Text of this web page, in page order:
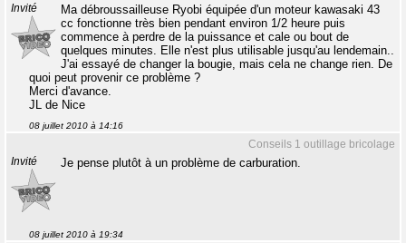
Invité
Ma débroussailleuse Ryobi équipée d'un moteur kawasaki 43
cc fonctionne très bien pendant environ 1/2 heure puis
commence à perdre de la puissance et cale ou bout de
quelques minutes. Elle n'est plus utilisable jusqu'au lendemain..
J'ai essayé de changer la bougie, mais cela ne change rien. De
quoi peut provenir ce problème ?
Merci d'avance.
JL de Nice
08 juillet 2010 à 14:16
Conseils 1 outillage bricolage
Invité Je pense plutôt à un problème de carburation.
08 juillet 2010 à 19:34